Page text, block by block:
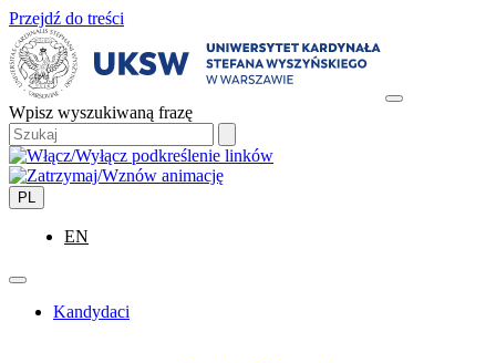
Przejdź do treści
Wpisz wyszukiwaną frazę
PL
EN
Kandydaci